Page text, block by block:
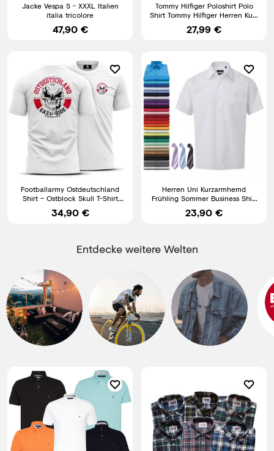
Jacke Vespa S - XXXL Italien
italia tricolore
47,90 €
Tommy Hilfiger Poloshirt Polo
Shirt Tommy Hilfiger Herren Kurz
Arm GR M-XXL
27,99 €
Footballarmy Ostdeutschland
Shirt – Ostblock Skull T-Shirt
Herren Streetwear
34,90 €
Herren Uni Kurzarmhemd
Frühling Sommer Business Shirt
Freizeithemd Pflegeleicht
23,90 €
Entdecke weitere Welten